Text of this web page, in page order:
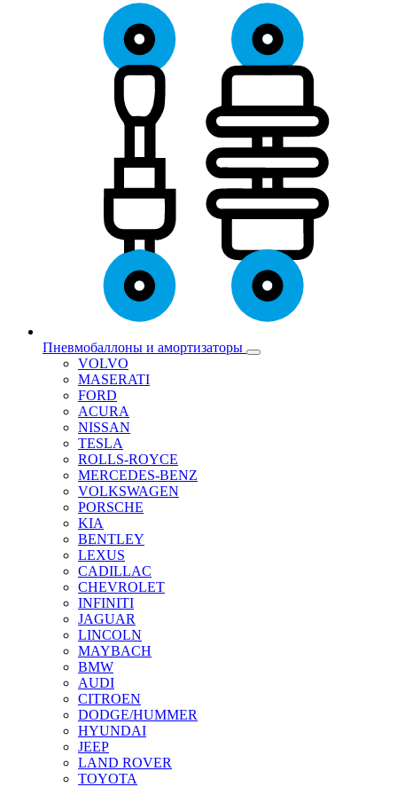
Пневмобаллоны и амортизаторы
VOLVO
MASERATI
FORD
ACURA
NISSAN
TESLA
ROLLS-ROYCE
MERCEDES-BENZ
VOLKSWAGEN
PORSCHE
KIA
BENTLEY
LEXUS
CADILLAC
CHEVROLET
INFINITI
JAGUAR
LINCOLN
MAYBACH
BMW
AUDI
CITROEN
DODGE/HUMMER
HYUNDAI
JEEP
LAND ROVER
TOYOTA